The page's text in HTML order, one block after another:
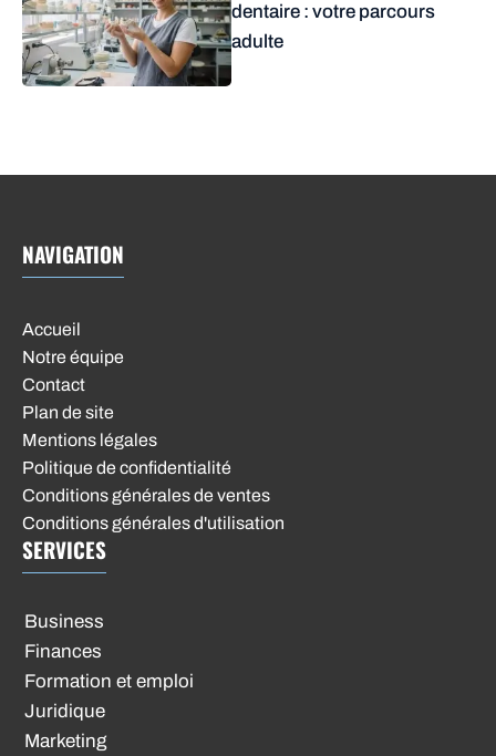
dentaire : votre parcours
adulte
NAVIGATION
Accueil
Notre équipe
Contact
Plan de site
Mentions légales
Politique de confidentialité
Conditions générales de ventes
Conditions générales d'utilisation
SERVICES
Business
Finances
Formation et emploi
Juridique
Marketing